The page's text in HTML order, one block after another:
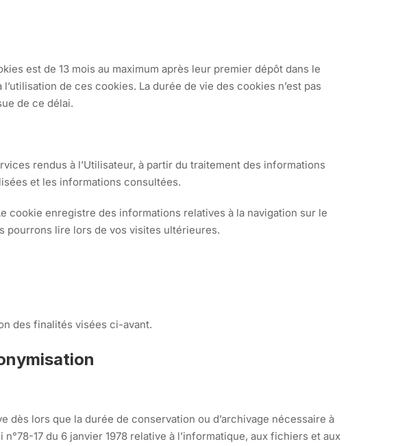
est de 13 mois au maximum après leur premier dépôt dans le
de ces cookies. La durée de vie des cookies n’est pas
de ce délai.
rendus à l’Utilisateur, à partir du traitement des informations
et les informations consultées.
cookie enregistre des informations relatives à la navigation sur le
pourrons lire lors de vos visites ultérieures.
des finalités visées ci-avant.
lors que la durée de conservation ou d’archivage nécessaire à
17 du 6 janvier 1978 relative à l’informatique, aux fichiers et aux